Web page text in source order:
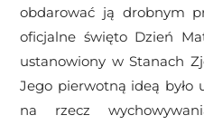
obdarować ją drobnym
oficjalne święto Dzień
ustanowiony w Stanach
Jego pierwotną ideą było
na rzecz